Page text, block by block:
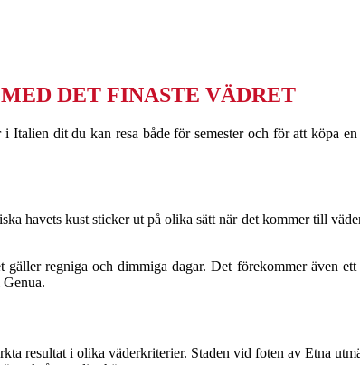
DET FINASTE VÄDRET
Italien dit du kan resa både för semester och för att köpa en
havets kust sticker ut på olika sätt när det kommer till
gäller regniga och dimmiga dagar. Det förekommer även
resultat i olika väderkriterier. Staden vid foten av Etna